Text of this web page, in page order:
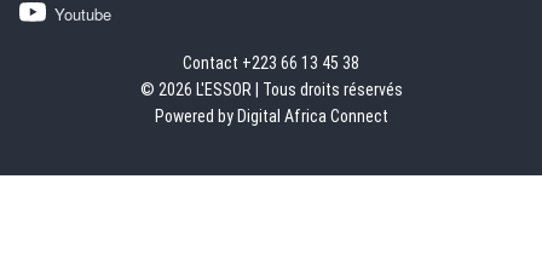
Youtube
Contact +223 66 13 45 38
© 2026 L'ESSOR | Tous droits réservés
Powered by Digital Africa Connect